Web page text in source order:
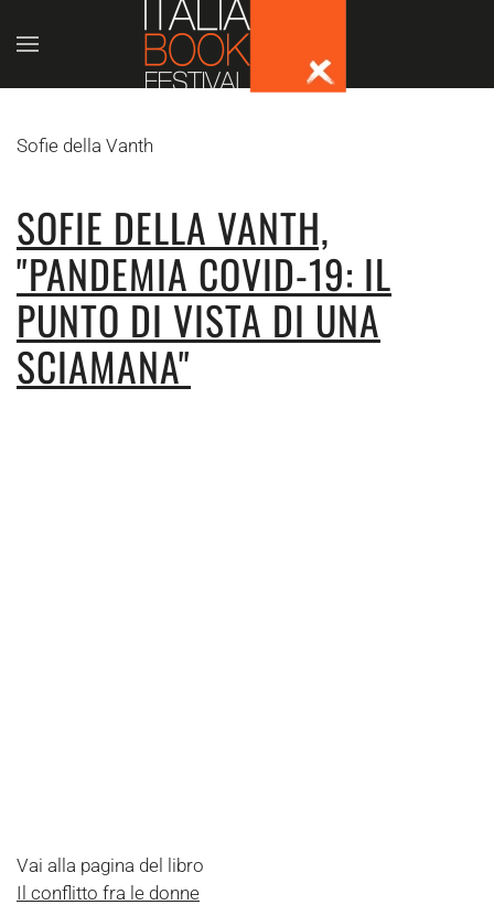
Skip to main content
Sofie della Vanth
SOFIE DELLA VANTH,
"PANDEMIA COVID-19: IL
PUNTO DI VISTA DI UNA
SCIAMANA"
Vai alla pagina del libro
Il conflitto fra le donne